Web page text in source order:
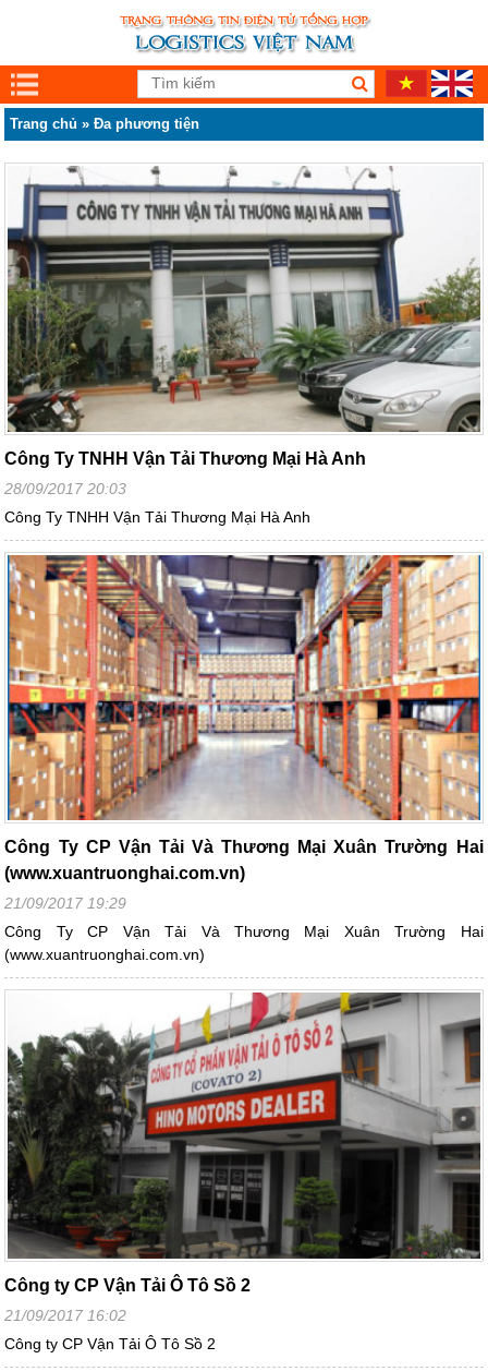
Trang chủ »Đa phương tiện
Công Ty TNHH Vận Tải Thương Mại Hà Anh
28/09/2017 20:03
Công Ty TNHH Vận Tải Thương Mại Hà Anh
Công Ty CP Vận Tải Và Thương Mại Xuân Trường Hai
(www.xuantruonghai.com.vn)
21/09/2017 19:29
Công Ty CP Vận Tải Và Thương Mại Xuân Trường Hai
(www.xuantruonghai.com.vn)
Công ty CP Vận Tải Ô Tô Sồ 2
21/09/2017 16:02
Công ty CP Vận Tải Ô Tô Sồ 2